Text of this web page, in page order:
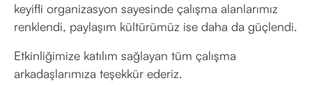
keyifli organizasyon sayesinde çalışma alanlarımız
renklendi, paylaşım kültürümüz ise daha da güçlendi.
Etkinliğimize katılım sağlayan tüm çalışma
arkadaşlarımıza teşekkür ederiz.